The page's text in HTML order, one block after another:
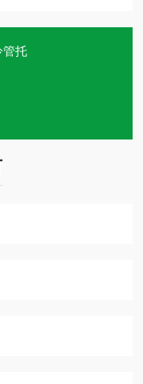
管托